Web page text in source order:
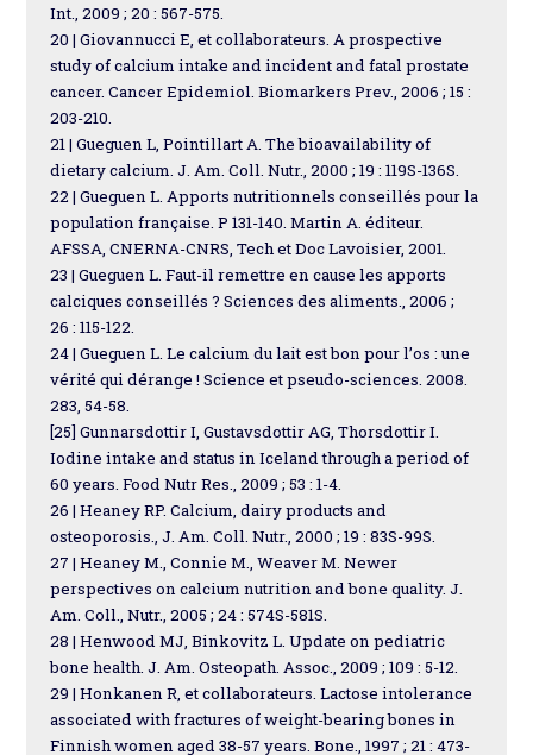
Int., 2009 ; 20 : 567-575.
20 | Giovannucci E, et collaborateurs. A prospective
study of calcium intake and incident and fatal prostate
cancer. Cancer Epidemiol. Biomarkers Prev., 2006 ; 15 :
203-210.
21 | Gueguen L, Pointillart A. The bioavailability of
dietary calcium. J. Am. Coll. Nutr., 2000 ; 19 : 119S-136S.
22 | Gueguen L. Apports nutritionnels conseillés pour la
population française. P 131-140. Martin A. éditeur.
AFSSA, CNERNA-CNRS, Tech et Doc Lavoisier, 2001.
23 | Gueguen L. Faut-il remettre en cause les apports
calciques conseillés ? Sciences des aliments., 2006 ;
26 : 115-122.
24 | Gueguen L. Le calcium du lait est bon pour l’os : une
vérité qui dérange ! Science et pseudo-sciences. 2008.
283, 54-58.
[25] Gunnarsdottir I, Gustavsdottir AG, Thorsdottir I.
Iodine intake and status in Iceland through a period of
60 years. Food Nutr Res., 2009 ; 53 : 1-4.
26 | Heaney RP. Calcium, dairy products and
osteoporosis., J. Am. Coll. Nutr., 2000 ; 19 : 83S-99S.
27 | Heaney M., Connie M., Weaver M. Newer
perspectives on calcium nutrition and bone quality. J.
Am. Coll., Nutr., 2005 ; 24 : 574S-581S.
28 | Henwood MJ, Binkovitz L. Update on pediatric
bone health. J. Am. Osteopath. Assoc., 2009 ; 109 : 5-12.
29 | Honkanen R, et collaborateurs. Lactose intolerance
associated with fractures of weight-bearing bones in
Finnish women aged 38-57 years. Bone., 1997 ; 21 : 473-